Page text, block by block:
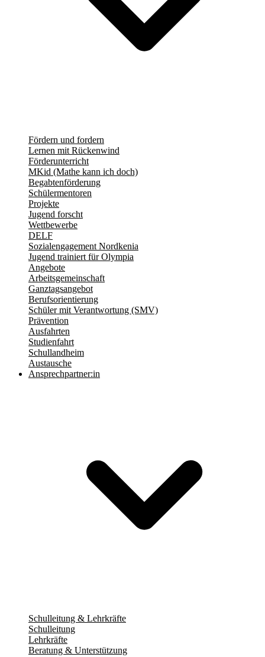
Fördern und fordern
Lernen mit Rückenwind
Förderunterricht
MKid (Mathe kann ich doch)
Begabtenförderung
Schülermentoren
Projekte
Jugend forscht
Wettbewerbe
DELF
Sozialengagement Nordkenia
Jugend trainiert für Olympia
Angebote
Arbeitsgemeinschaft
Ganztagsangebot
Berufsorientierung
Schüler mit Verantwortung (SMV)
Prävention
Ausfahrten
Studienfahrt
Schullandheim
Austausche
Ansprechpartner:in
Schulleitung & Lehrkräfte
Schulleitung
Lehrkräfte
Beratung & Unterstützung